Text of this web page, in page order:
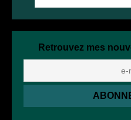
Retrouvez mes